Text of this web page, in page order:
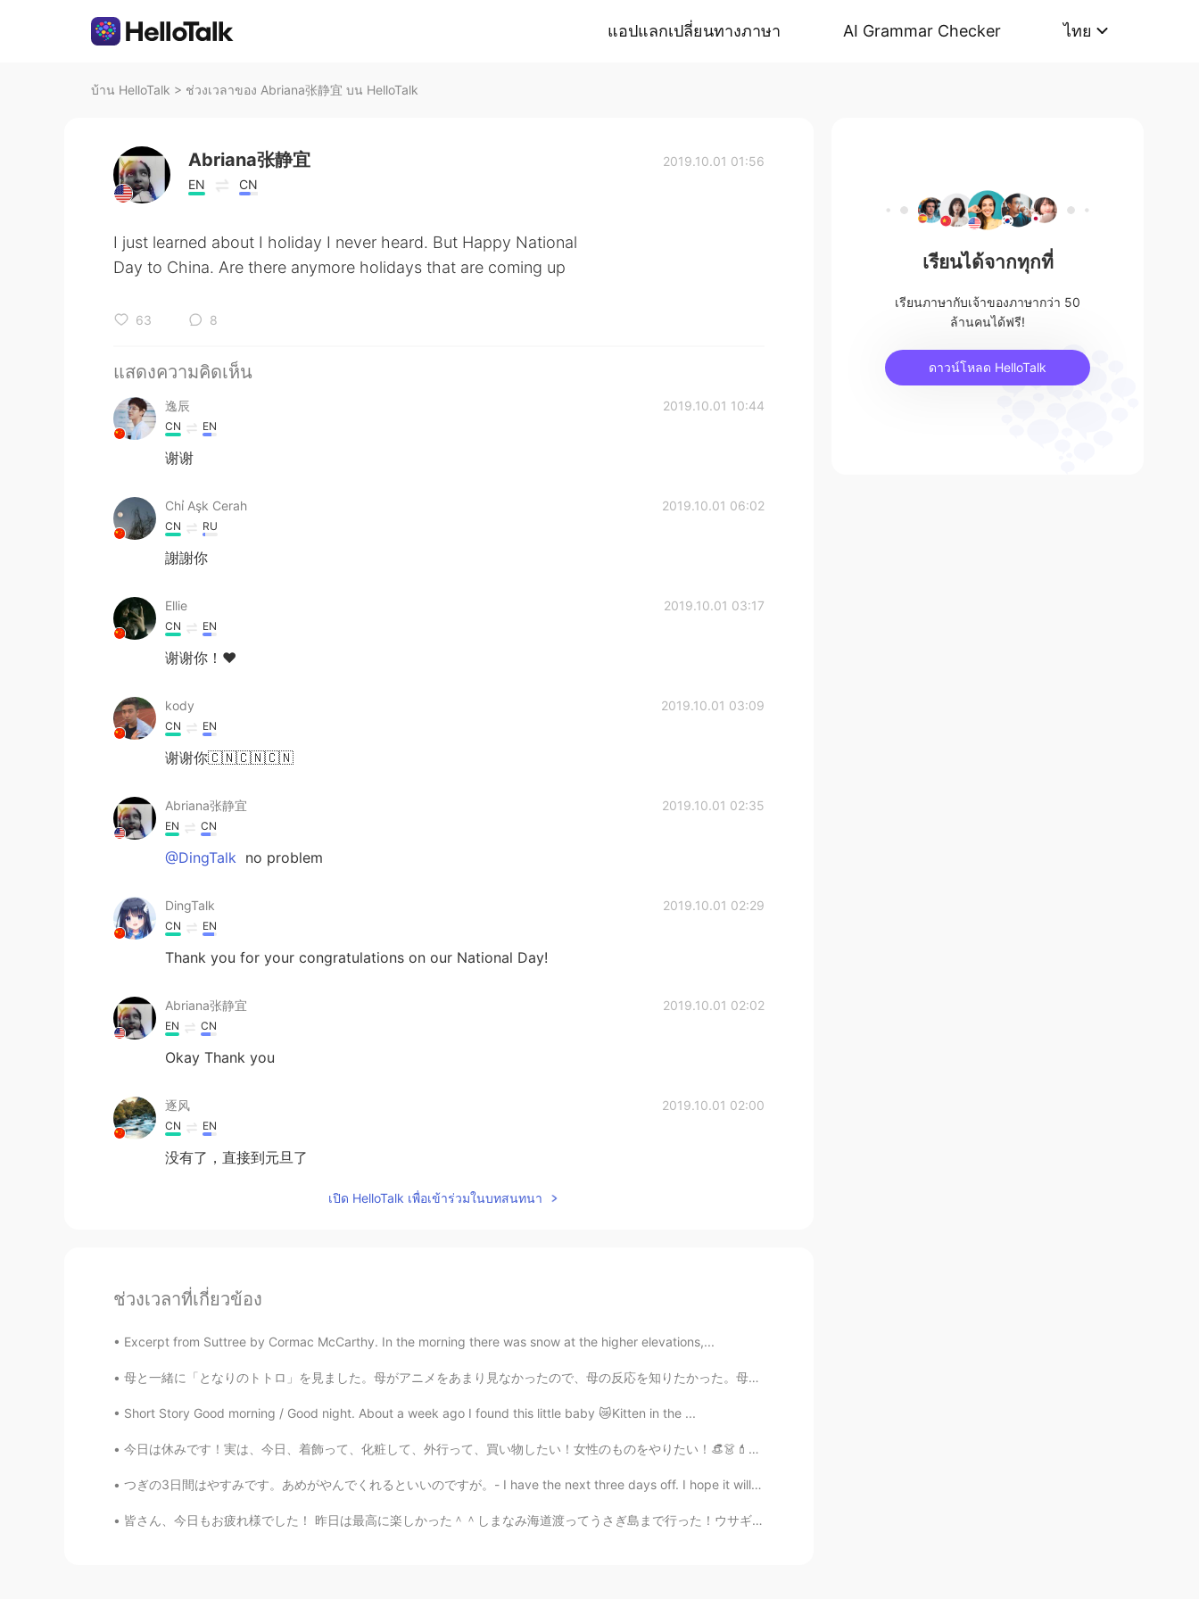
แอปแลกเปลี่ยนทางภาษา AI Grammar Checker ไทย
บ้าน HelloTalk > ช่วงเวลาของ Abriana张静宜 บน HelloTalk
Abriana张静宜
EN CN
2019.10.01 01:56
I just learned about I holiday I never heard. But Happy National
Day to China. Are there anymore holidays that are coming up
63 8
แสดงความคิดเห็น
逸辰 2019.10.01 10:44
CN EN
谢谢
Chỉ Aşk Cerah 2019.10.01 06:02
CN RU
謝謝你
Ellie 2019.10.01 03:17
CN EN
谢谢你！❤
kody 2019.10.01 03:09
CN EN
谢谢你🇨🇳🇨🇳🇨🇳
Abriana张静宜 2019.10.01 02:35
EN CN
@DingTalk no problem
DingTalk 2019.10.01 02:29
CN EN
Thank you for your congratulations on our National Day!
Abriana张静宜 2019.10.01 02:02
EN CN
Okay Thank you
逐风 2019.10.01 02:00
CN EN
没有了，直接到元旦了
เปิด HelloTalk เพื่อเข้าร่วมในบทสนทนา
ช่วงเวลาที่เกี่ยวข้อง
Excerpt from Suttree by Cormac McCarthy. In the morning there was snow at the higher elevations,...
母と一緒に「となりのトトロ」を見ました。母がアニメをあまり見なかったので、母の反応を知りたかった。母はこのアニメの精巧さが好きでした。彼女は、メイが泣き始めたとき、ゆっくり歩いていることに気づき...
Short Story Good morning / Good night. About a week ago I found this little baby 😿Kitten in the ...
今日は休みです！実は、今日、着飾って、化粧して、外行って、買い物したい！女性のものをやりたい！👒👗💄その感じです。でも(大きな「でも」)、めっちゃ暑い！🥵そして、猫ちゃんの寝るのは羨ましい！だか...
つぎの3日間はやすみです。あめがやんでくれるといいのですが。- I have the next three days off. I hope it will stop raining. * n...
皆さん、今日もお疲れ様でした！ 昨日は最高に楽しかった＾＾しまなみ海道渡ってうさぎ島まで行った！ウサギたちは可愛かったけと餌持ってなかったら完全に無視されるのは辛かった(笑) 知らなかったけどう...
เรียนได้จากทุกที่
เรียนภาษากับเจ้าของภาษากว่า 50
ล้านคนได้ฟรี!
ดาวน์โหลด HelloTalk